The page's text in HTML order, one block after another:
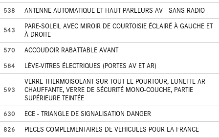
538
ANTENNE AUTOMATIQUE ET HAUT-PARLEURS AV - SANS RADIO
543
PARE-SOLEIL AVEC MIROIR DE COURTOISIE ÉCLAIRÉ À GAUCHE ET
À DROITE
570
ACCOUDOIR RABATTABLE AVANT
584
LÈVE-VITRES ÉLECTRIQUES (PORTES AV ET AR)
593
VERRE THERMOISOLANT SUR TOUT LE POURTOUR, LUNETTE AR
CHAUFFANTE, VERRE DE SÉCURITÉ MONO-COUCHE, PARTIE
SUPÉRIEURE TEINTÉE
630
ECE - TRIANGLE DE SIGNALISATION DANGER
826
PIECES COMPLEMENTAIRES DE VEHICULES POUR LA FRANCE